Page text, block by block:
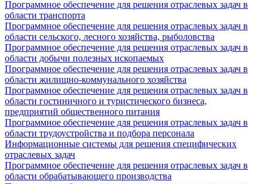
Программное обеспечение для решения отраслевых задач в
области транспорта
Программное обеспечение для решения отраслевых задач в
области сельского, лесного хозяйства, рыболовства
Программное обеспечение для решения отраслевых задач в
области добычи полезных ископаемых
Программное обеспечение для решения отраслевых задач в
области жилищно-коммунального хозяйства
Программное обеспечение для решения отраслевых задач в
области гостиничного и туристического бизнеса,
предприятий общественного питания
Программное обеспечение для решения отраслевых задач в
области трудоустройства и подбора персонала
Информационные системы для решения специфических
отраслевых задач
Программное обеспечение для решения отраслевых задач в
области обрабатывающего производства